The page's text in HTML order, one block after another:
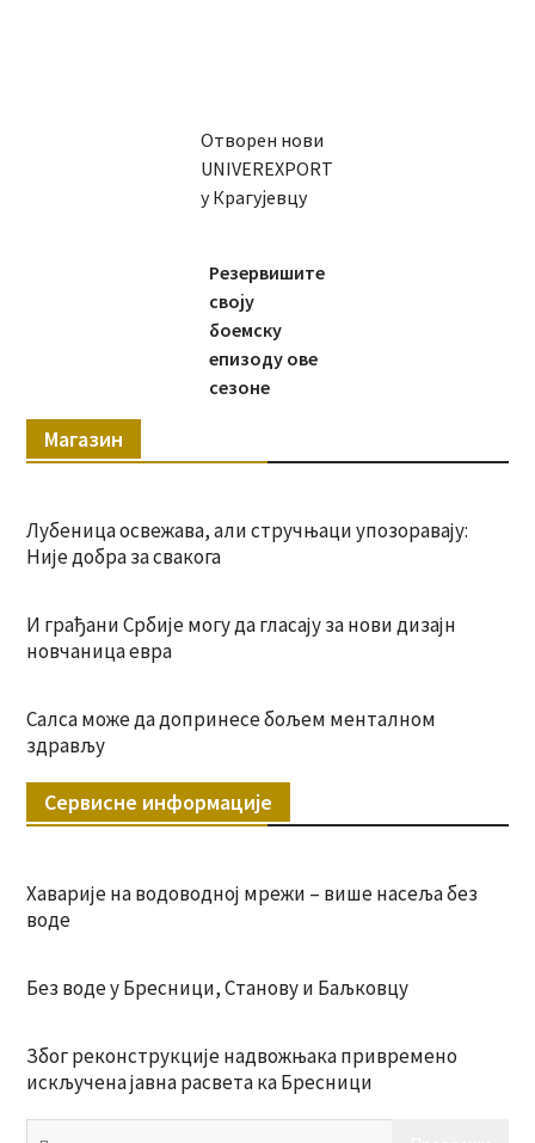
Отворен нови
UNIVEREXPORT
у Крагујевцу
Резервишите
своју
боемску
епизоду ове
сезоне
Магазин
Лубеница освежава, али стручњаци упозоравају:
Није добра за свакога
И грађани Србије могу да гласају за нови дизајн
новчаница евра
Салса може да допринесе бољем менталном
здрављу
Сервисне информације
Хаварије на водоводној мрежи – више насеља без
воде
Без воде у Бресници, Станову и Баљковцу
Због реконструкције надвожњака привремено
искључена јавна расвета ка Бресници